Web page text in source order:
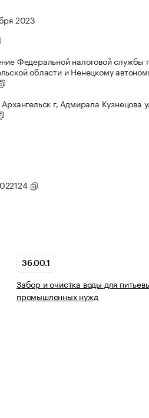
2023
Федеральной налоговой службы
области и Ненецкому
г, Адмирала Кузнецова
36.00.1
Забор и очистка воды для
промышленных нужд